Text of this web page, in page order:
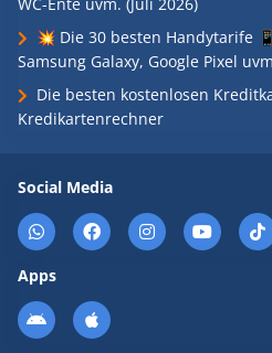
💥 Die 30 besten Handytarife
Samsung Galaxy, Google Pixel
Die besten kostenlosen
Kredikartenrechner
Social Media
Apps